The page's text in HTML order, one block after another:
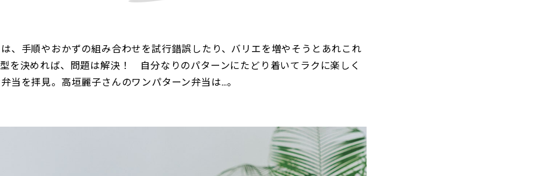
、手順やおかずの組み合わせを試行錯誤したり、バリエを増やそうとあれこれ
を決めれば、問題は解決！ 自分なりのパターンにたどり着いてラクに楽しく
当を拝見。高垣麗子さんのワンパターン弁当は…。